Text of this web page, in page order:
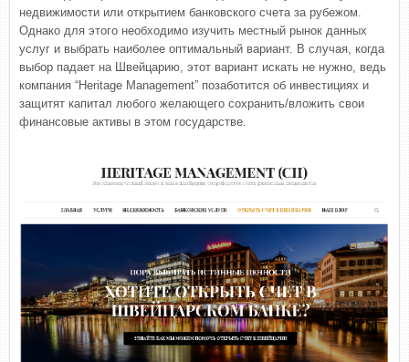
недвижимости или открытием банковского счета за рубежом.
Однако для этого необходимо изучить местный рынок данных
услуг и выбрать наиболее оптимальный вариант. В случая, когда
выбор падает на Швейцарию, этот вариант искать не нужно, ведь
компания “Heritage Management” позаботится об инвестициях и
защитят капитал любого желающего сохранить/вложить свои
финансовые активы в этом государстве.